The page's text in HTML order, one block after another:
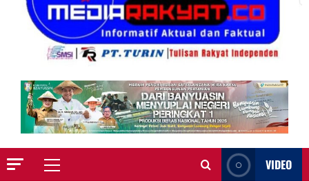
Primary
VIDEO